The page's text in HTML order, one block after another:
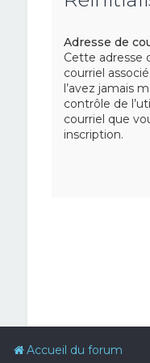
Adresse de
Cette adresse
courriel
l’avez jamais
contrôle de
courriel que
inscription.
Accueil du forum